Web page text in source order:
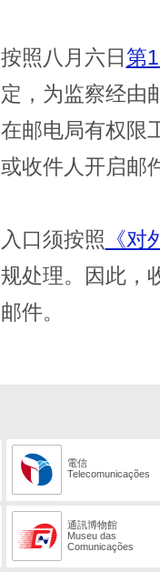
按照八月六日第
定，为监察经由
在邮电局有权限
或收件人开启邮
入口须按照 《
规处理。因此，
邮件。
電信
Telecomunicações
通訊博物館
Museu das
Comunicações